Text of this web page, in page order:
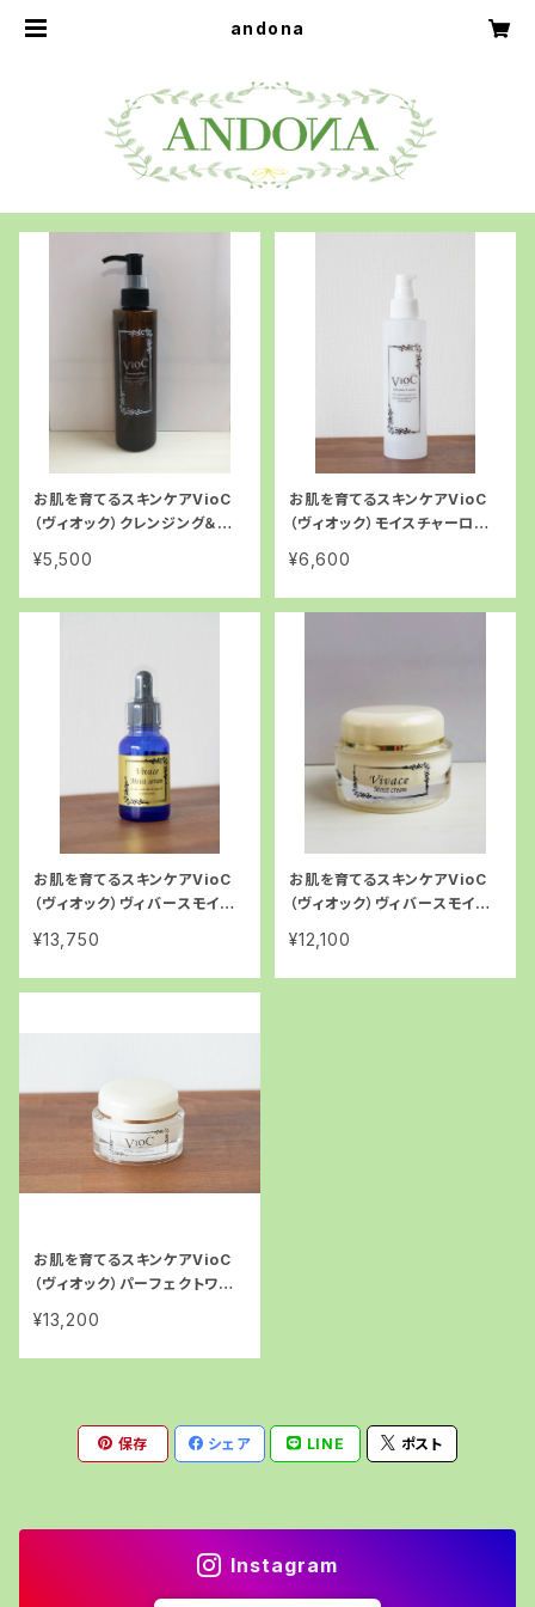
andona
お肌を育てるスキンケアVioC
（ヴィオック）クレンジング＆パッ
¥5,500
お肌を育てるスキンケアVioC
（ヴィオック）モイスチャーロー
¥6,600
お肌を育てるスキンケアVioC
（ヴィオック）ヴィバースモイス
30ml
¥13,750
お肌を育てるスキンケアVioC
（ヴィオック）ヴィバースモイス
ム
¥12,100
お肌を育てるスキンケアVioC
（ヴィオック）パーフェクトワン
¥13,200
保存 シェア LINE ポスト
Instagram